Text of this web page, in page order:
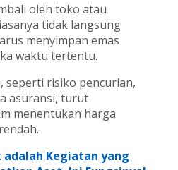
oleh toko atau
tidak langsung
menyimpan emas
waktu tertentu.
seperti risiko pencurian,
asuransi, turut
menentukan harga
adalah Kegiatan yang